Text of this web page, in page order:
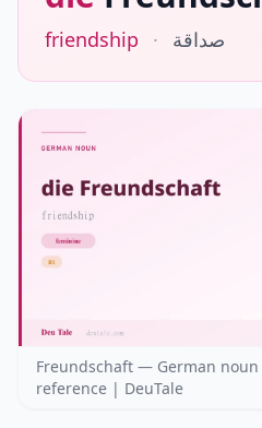
friendship · صداقة
Freundschaft — German
reference | DeuTale